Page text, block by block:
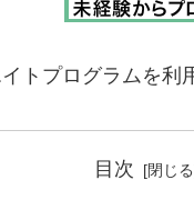
トプログラムを利
目次